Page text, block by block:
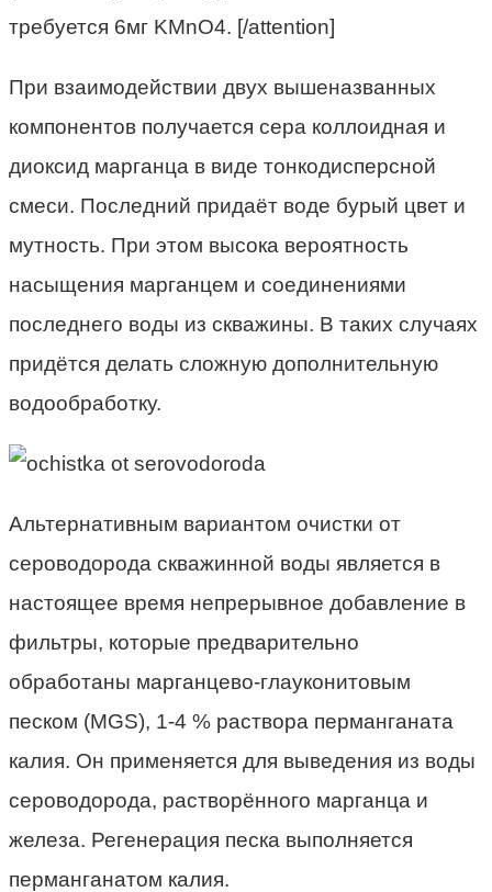
требуется 6мг KMnO4. [/attention]
При взаимодействии двух вышеназванных
компонентов получается сера коллоидная и
диоксид марганца в виде тонкодисперсной
смеси. Последний придаёт воде бурый цвет и
мутность. При этом высока вероятность
насыщения марганцем и соединениями
последнего воды из скважины. В таких случаях
придётся делать сложную дополнительную
водообработку.
Альтернативным вариантом очистки от
сероводорода скважинной воды является в
настоящее время непрерывное добавление в
фильтры, которые предварительно
обработаны марганцево-глауконитовым
песком (MGS), 1-4 % раствора перманганата
калия. Он применяется для выведения из воды
сероводорода, растворённого марганца и
железа. Регенерация песка выполняется
перманганатом калия.